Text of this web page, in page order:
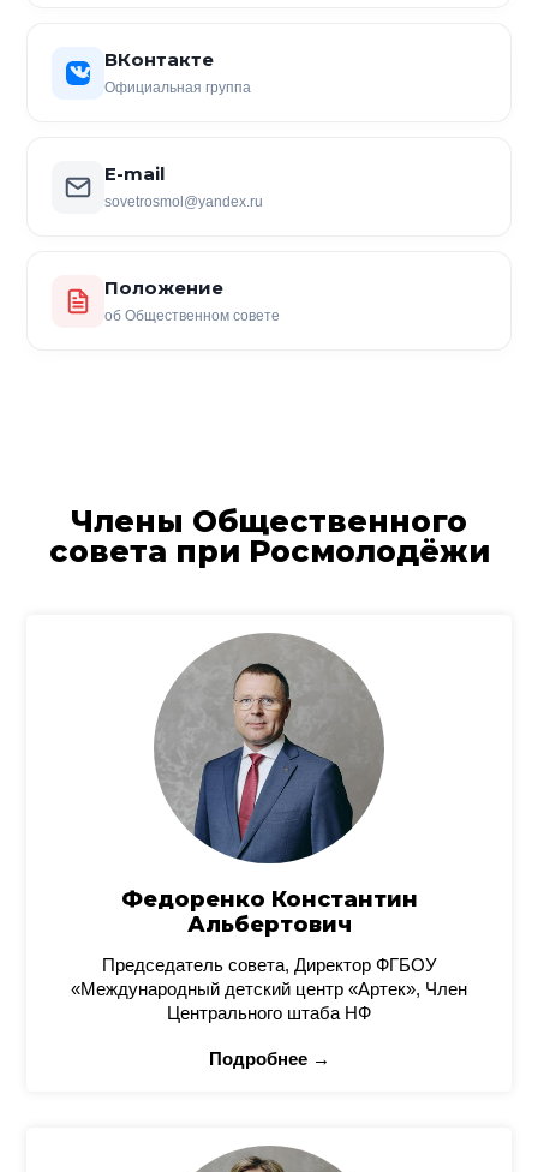
ВКонтакте
Официальная группа
E-mail
sovetrosmol@yandex.ru
Положение
об Общественном совете
Члены Общественного
совета при Росмолодёжи
Федоренко Константин
Альбертович
Председатель совета, Директор ФГБОУ
«Международный детский центр «Артек», Член
Центрального штаба НФ
Подробнее →